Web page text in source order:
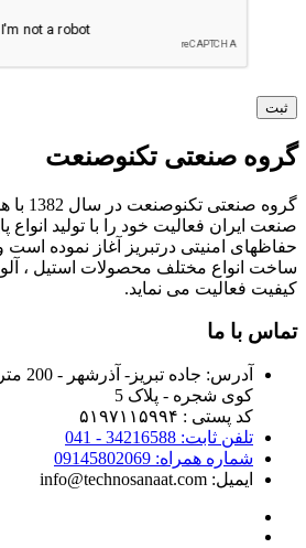
گروه صنعتی تکنوصنعت
گروه
صنعت ایران فعالیت خود را با تولید انواع
حفاظهای امنیتی درتبریز آغاز نموده است
ساخت انواع مختلف محصولات استیل ،
کیفیت فعالیت می نماید.
تماس با ما
آدرس:
جاده
کوی شجره - پلاک 5
کد پستی : ۵۱۹۷۱۱۵۹۹۴
تلفن ثابت: 34216588 - 041
شماره همراه: 09145802069
ایمیل: info@technosanaat.com